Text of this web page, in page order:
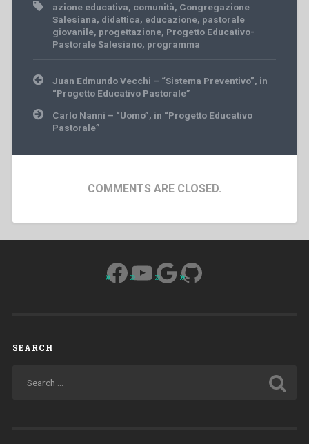
azione educativa, comunità, Congregazione
Salesiana, didattica, educazione, pastorale
giovanile, progettazione, Progetto Educativo-
Pastorale Salesiano, programma
Post
navigation
Juan Edmundo Vecchi – “Sistema Preventivo”, in
“Progetto Educativo Pastorale”
Carlo Nanni – “Uomo”, in “Progetto Educativo
Pastorale”
COMMENTS ARE CLOSED.
Facebook
YouTube
Google
GitHub
SEARCH